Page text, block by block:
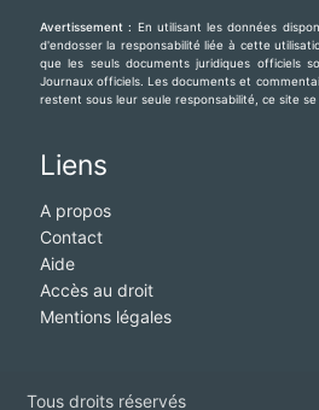
Avertissement : En utilisant les données
d'endosser la responsabilité liée à cette
que les seuls documents juridiques officiels
Journaux officiels. Les documents et
restent sous leur seule responsabilité, ce site
Liens
A propos
Contact
Aide
Accès au droit
Mentions légales
Tous droits réservés